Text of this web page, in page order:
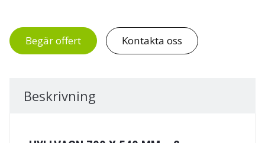
Begär offert Kontakta oss
Beskrivning